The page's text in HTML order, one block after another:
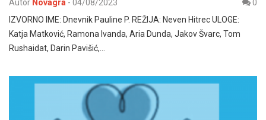
Autor Novagra - 04/08/2023
0
IZVORNO IME: Dnevnik Pauline P. REŽIJA: Neven Hitrec ULOGE:
Katja Matković, Ramona Ivanda, Aria Dunda, Jakov Švarc, Tom
Rushaidat, Darin Pavišić,…